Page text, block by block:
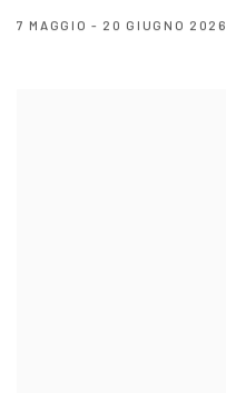
7 MAGGIO - 20 GIUGNO 2026